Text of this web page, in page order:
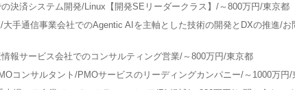
決済システム開発/Linux【開発SEリーダークラス】/～800万円/東京都
大手通信事業会社でのAgentic AIを主軸とした技術の開発とDXの推進/お
報サービス会社でのコンサルティング営業/～800万円/東京都
コンサルタント/PMOサービスのリーディングカンパニー/～1000万円/